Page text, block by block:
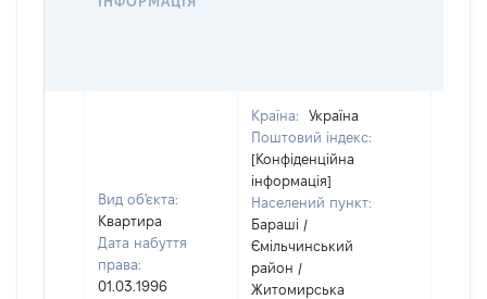
Вид об'єкта:
Квартира
Дата набуття
права:
01.03.1996
Країна:
Україна
Поштовий індекс:
[Конфіденційна
інформація]
Населений пункт:
Бараші /
Ємільчинський
район /
Житомирська